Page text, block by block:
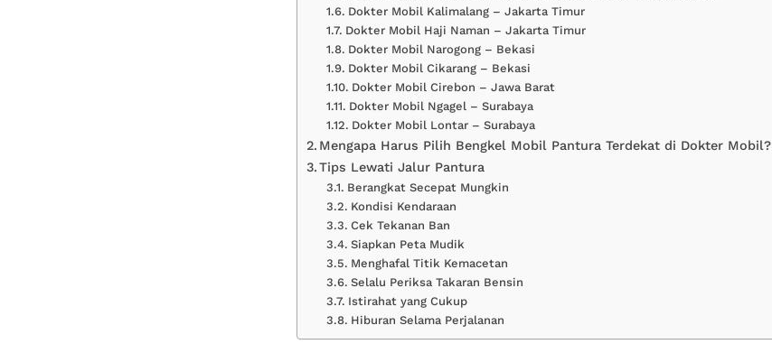
Dokter Mobil Kalimalang – Jakarta Timur
Dokter Mobil Haji Naman – Jakarta Timur
Dokter Mobil Narogong – Bekasi
Dokter Mobil Cikarang – Bekasi
Dokter Mobil Cirebon – Jawa Barat
Dokter Mobil Ngagel – Surabaya
Dokter Mobil Lontar – Surabaya
Mengapa Harus Pilih Bengkel Mobil Pantura Terdekat di Dokter Mobil?
Tips Lewati Jalur Pantura
Berangkat Secepat Mungkin
Kondisi Kendaraan
Cek Tekanan Ban
Siapkan Peta Mudik
Menghafal Titik Kemacetan
Selalu Periksa Takaran Bensin
Istirahat yang Cukup
Hiburan Selama Perjalanan